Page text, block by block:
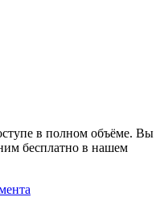
в полном объёме. Вы
бесплатно в нашем